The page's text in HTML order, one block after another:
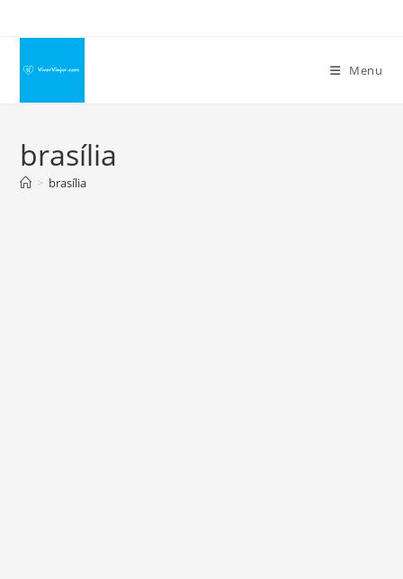
conteúdo
Menu
brasília
> brasília